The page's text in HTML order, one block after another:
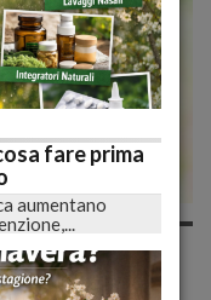
Dieta Per
fare prima
aumentano